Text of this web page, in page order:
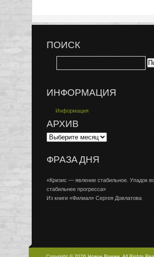
ПОИСК
ИНФОРМАЦИЯ
Информация
АРХИВ
ФРАЗА ДНЯ
«Кризис — явление стабильное. Упадок
стабильнее прогресса»
Из книги «Филиал» Сергея Довлатова